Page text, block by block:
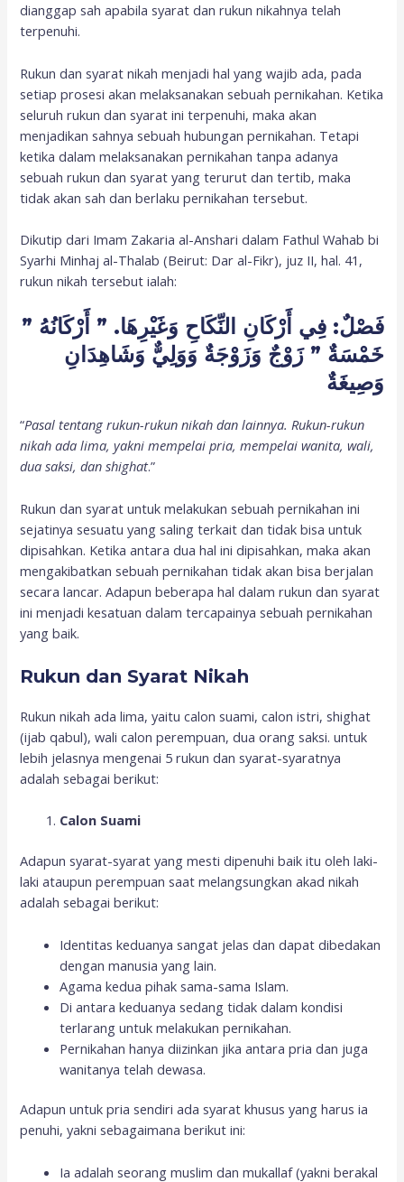
dianggap sah apabila syarat dan rukun nikahnya telah
terpenuhi.
Rukun dan syarat nikah menjadi hal yang wajib ada, pada
setiap prosesi akan melaksanakan sebuah pernikahan. Ketika
seluruh rukun dan syarat ini terpenuhi, maka akan
menjadikan sahnya sebuah hubungan pernikahan. Tetapi
ketika dalam melaksanakan pernikahan tanpa adanya
sebuah rukun dan syarat yang terurut dan tertib, maka
tidak akan sah dan berlaku pernikahan tersebut.
Dikutip dari Imam Zakaria al-Anshari dalam Fathul Wahab bi
Syarhi Minhaj al-Thalab (Beirut: Dar al-Fikr), juz II, hal. 41,
rukun nikah tersebut ialah:
فَصْلٌ: فِي أَرْكَانِ النِّكَاحِ وَغَيْرِهَا. ” أَرْكَانُهُ ”
خَمْسَةٌ ” زَوْجٌ وَزَوْجَةٌ وَوَلِيٌّ وَشَاهِدَانِ
وَصِيغَةٌ
“Pasal tentang rukun-rukun nikah dan lainnya. Rukun-rukun
nikah ada lima, yakni mempelai pria, mempelai wanita, wali,
dua saksi, dan shighat.”
Rukun dan syarat untuk melakukan sebuah pernikahan ini
sejatinya sesuatu yang saling terkait dan tidak bisa untuk
dipisahkan. Ketika antara dua hal ini dipisahkan, maka akan
mengakibatkan sebuah pernikahan tidak akan bisa berjalan
secara lancar. Adapun beberapa hal dalam rukun dan syarat
ini menjadi kesatuan dalam tercapainya sebuah pernikahan
yang baik.
Rukun dan Syarat Nikah
Rukun nikah ada lima, yaitu calon suami, calon istri, shighat
(ijab qabul), wali calon perempuan, dua orang saksi. untuk
lebih jelasnya mengenai 5 rukun dan syarat-syaratnya
adalah sebagai berikut:
Calon Suami
Adapun syarat-syarat yang mesti dipenuhi baik itu oleh laki-
laki ataupun perempuan saat melangsungkan akad nikah
adalah sebagai berikut:
Identitas keduanya sangat jelas dan dapat dibedakan
dengan manusia yang lain.
Agama kedua pihak sama-sama Islam.
Di antara keduanya sedang tidak dalam kondisi
terlarang untuk melakukan pernikahan.
Pernikahan hanya diizinkan jika antara pria dan juga
wanitanya telah dewasa.
Adapun untuk pria sendiri ada syarat khusus yang harus ia
penuhi, yakni sebagaimana berikut ini:
Ia adalah seorang muslim dan mukallaf (yakni berakal